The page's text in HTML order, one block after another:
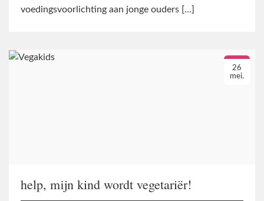
voedingsvoorlichting aan jonge ouders […]
26
mei.
help, mijn kind wordt vegetariër!